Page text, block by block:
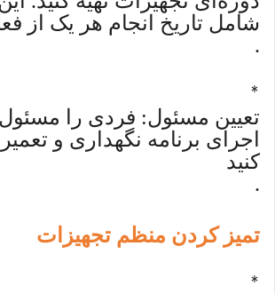
شامل تاریخ انجام هر یک از
.
*
تعیین مسئول: فردی را
اجرای برنامه نگهداری و
کنید
.
تمیز کردن منظم تجهیزات
*